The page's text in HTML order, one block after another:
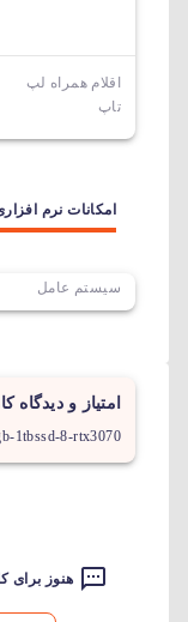
اقلام همراه لپ
تاپ
امکانات نرم
سیستم عامل
امتیاز و دیدگاه
1tbssd-8-rtx3070
هنوز برای